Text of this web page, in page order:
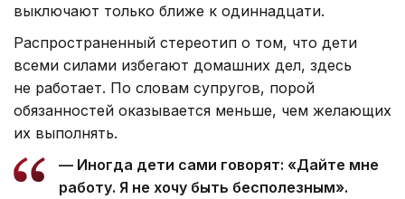
выключают только ближе к одиннадцати.
Распространенный стереотип о том, что дети
всеми силами избегают домашних дел, здесь
не работает. По словам супругов, порой
обязанностей оказывается меньше, чем желающих
их выполнять.
— Иногда дети сами говорят: «Дайте мне
работу. Я не хочу быть бесполезным».